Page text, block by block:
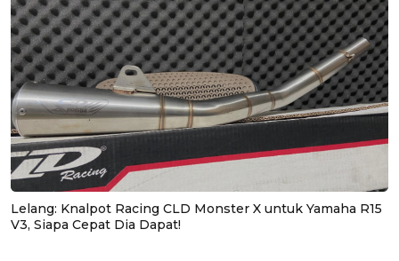
Lelang: Knalpot Racing CLD Monster X untuk Yamaha R15
V3, Siapa Cepat Dia Dapat!